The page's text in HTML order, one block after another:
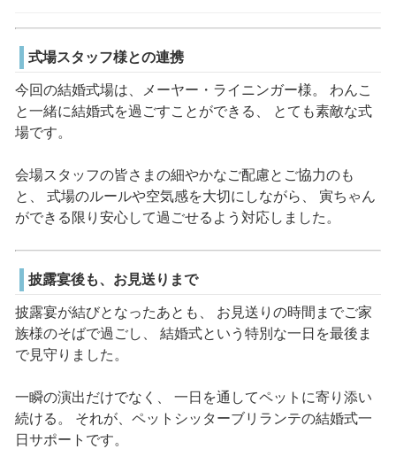
式場スタッフ様との連携
今回の結婚式場は、メーヤー・ライニンガー様。 わんこ
と一緒に結婚式を過ごすことができる、 とても素敵な式
場です。
会場スタッフの皆さまの細やかなご配慮とご協力のも
と、 式場のルールや空気感を大切にしながら、 寅ちゃん
ができる限り安心して過ごせるよう対応しました。
披露宴後も、お見送りまで
披露宴が結びとなったあとも、 お見送りの時間までご家
族様のそばで過ごし、 結婚式という特別な一日を最後ま
で見守りました。
一瞬の演出だけでなく、 一日を通してペットに寄り添い
続ける。 それが、ペットシッターブリランテの結婚式一
日サポートです。